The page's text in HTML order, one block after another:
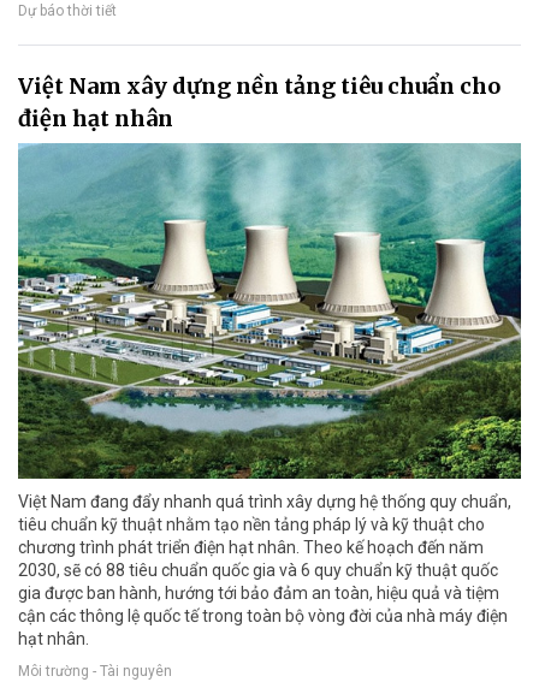
Dự báo thời tiết
Việt Nam xây dựng nền tảng tiêu chuẩn cho
điện hạt nhân
Việt Nam đang đẩy nhanh quá trình xây dựng hệ thống quy chuẩn,
tiêu chuẩn kỹ thuật nhằm tạo nền tảng pháp lý và kỹ thuật cho
chương trình phát triển điện hạt nhân. Theo kế hoạch đến năm
2030, sẽ có 88 tiêu chuẩn quốc gia và 6 quy chuẩn kỹ thuật quốc
gia được ban hành, hướng tới bảo đảm an toàn, hiệu quả và tiệm
cận các thông lệ quốc tế trong toàn bộ vòng đời của nhà máy điện
hạt nhân.
Môi trường - Tài nguyên